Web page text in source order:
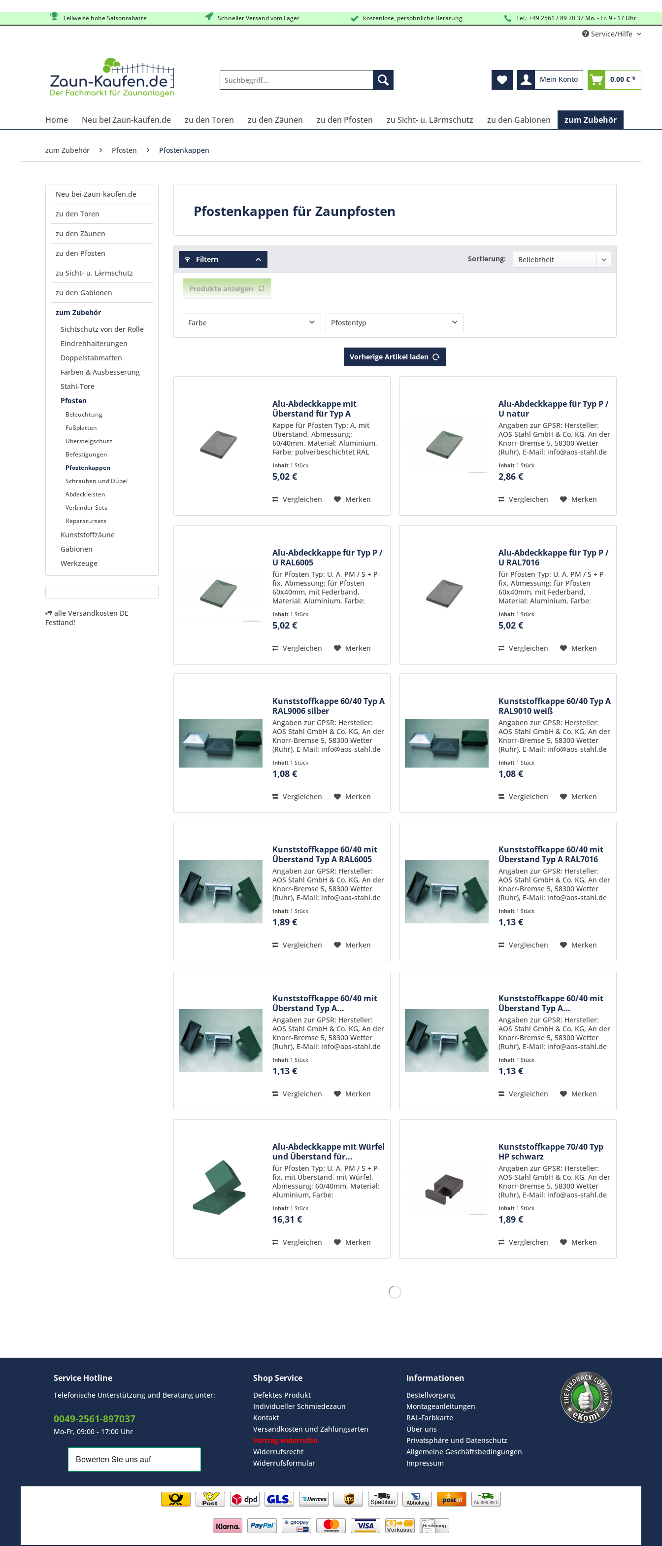
Teilweise hohe Saisonrabatte Schneller Versand vom Lager kostenlose, persöhnliche Beratung Tel.: +49 2561 / 89 70 37 Mo. - Fr. 9 - 17 Uhr
Service/Hilfe
Mein Konto 0,00 € *
Home Neu bei Zaun-kaufen.de zu den Toren zu den Zäunen zu den Pfosten zu Sicht- u. Lärmschutz zu den Gabionen zum Zubehör
zum Zubehör Pfosten Pfostenkappen
Neu bei Zaun-kaufen.de
zu den Toren
zu den Zäunen
zu den Pfosten
zu Sicht- u. Lärmschutz
zu den Gabionen
zum Zubehör
Sichtschutz von der Rolle
Eindrehhalterungen
Doppelstabmatten
Farben & Ausbesserung
Stahl-Tore
Pfosten
Beleuchtung
Fußplatten
Übersteigschutz
Befestigungen
Pfostenkappen
Schrauben und Dübel
Abdeckleisten
Verbinder-Sets
Reparatursets
Kunststoffzäune
Gabionen
Werkzeuge
alle Versandkosten DE
Festland!
Pfostenkappen für Zaunpfosten
Filtern Sortierung:
Produkte anzeigen
Farbe
weiß
Pfostentyp
Doppelpfosten 120/40
Typ A
Typ P-fix
Typ PM
Typ U
Vorherige Artikel laden
Alu-Abdeckkappe mit
Überstand für Typ A
RAL7016
Kappe für Pfosten Typ: A, mit
Überstand, Abmessung:
60/40mm, Material: Aluminium,
Farbe: pulverbeschichtet RAL
GPSR: Hersteller: AOS Stahl
GmbH & Co. KG, An der Knorr-
Inhalt 1 Stück
5,02 €
Vergleichen Merken
Alu-Abdeckkappe für Typ P /
U natur
Angaben zur GPSR: Hersteller:
AOS Stahl GmbH & Co. KG, An der
Knorr-Bremse 5, 58300 Wetter
(Ruhr), E-Mail: info@aos-stahl.de
Inhalt 1 Stück
2,86 €
Vergleichen Merken
Alu-Abdeckkappe für Typ P /
U RAL6005
für Pfosten Typ: U, A, PM / S + P-
fix, Abmessung: für Pfosten
60x40mm, mit Federband,
Material: Aluminium, Farbe:
(Moosgrün)
Inhalt 1 Stück
5,02 €
Vergleichen Merken
Alu-Abdeckkappe für Typ P /
U RAL7016
für Pfosten Typ: U, A, PM / S + P-
fix, Abmessung: für Pfosten
60x40mm, mit Federband,
Material: Aluminium, Farbe:
(Anthrazitgrau)
Inhalt 1 Stück
5,02 €
Vergleichen Merken
Kunststoffkappe 60/40 Typ A
RAL9006 silber
Angaben zur GPSR: Hersteller:
AOS Stahl GmbH & Co. KG, An der
Knorr-Bremse 5, 58300 Wetter
(Ruhr), E-Mail: info@aos-stahl.de
Inhalt 1 Stück
1,08 €
Vergleichen Merken
Kunststoffkappe 60/40 Typ A
RAL9010 weiß
Angaben zur GPSR: Hersteller:
AOS Stahl GmbH & Co. KG, An der
Knorr-Bremse 5, 58300 Wetter
(Ruhr), E-Mail: info@aos-stahl.de
Inhalt 1 Stück
1,08 €
Vergleichen Merken
Kunststoffkappe 60/40 mit
Überstand Typ A RAL6005
Angaben zur GPSR: Hersteller:
AOS Stahl GmbH & Co. KG, An der
Knorr-Bremse 5, 58300 Wetter
(Ruhr), E-Mail: info@aos-stahl.de
Inhalt 1 Stück
1,89 €
Vergleichen Merken
Kunststoffkappe 60/40 mit
Überstand Typ A RAL7016
Angaben zur GPSR: Hersteller:
AOS Stahl GmbH & Co. KG, An der
Knorr-Bremse 5, 58300 Wetter
(Ruhr), E-Mail: info@aos-stahl.de
Inhalt 1 Stück
1,13 €
Vergleichen Merken
Kunststoffkappe 60/40 mit
Überstand Typ A...
Angaben zur GPSR: Hersteller:
AOS Stahl GmbH & Co. KG, An der
Knorr-Bremse 5, 58300 Wetter
(Ruhr), E-Mail: info@aos-stahl.de
Inhalt 1 Stück
1,13 €
Vergleichen Merken
Kunststoffkappe 60/40 mit
Überstand Typ A...
Angaben zur GPSR: Hersteller:
AOS Stahl GmbH & Co. KG, An der
Knorr-Bremse 5, 58300 Wetter
(Ruhr), E-Mail: info@aos-stahl.de
Inhalt 1 Stück
1,13 €
Vergleichen Merken
Alu-Abdeckkappe mit Würfel
und Überstand für...
für Pfosten Typ: U, A, PM / S + P-
fix, mit Überstand, mit Würfel,
Abmessung: 60/40mm, Material:
Aluminium, Farbe:
(Moosgrün)
Inhalt 1 Stück
16,31 €
Vergleichen Merken
Kunststoffkappe 70/40 Typ
HP schwarz
Angaben zur GPSR: Hersteller:
AOS Stahl GmbH & Co. KG, An der
Knorr-Bremse 5, 58300 Wetter
(Ruhr), E-Mail: info@aos-stahl.de
Inhalt 1 Stück
1,89 €
Vergleichen Merken
Service Hotline
Telefonische Unterstützung und Beratung unter:
0049-2561-897037
Mo-Fr, 09:00 - 17:00 Uhr
Shop Service
Defektes Produkt
Individueller Schmiedezaun
Kontakt
Versandkosten und Zahlungsarten
Vertrag widerrufen
Widerrufsrecht
Widerrufsformular
Informationen
Bestellvorgang
Montageanleitungen
RAL-Farbkarte
Über uns
Privatsphäre und Datenschutz
Allgemeine Geschäftsbedingungen
Impressum
Ab 999,99 €